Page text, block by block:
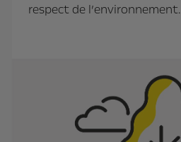
respect de l’environnement.